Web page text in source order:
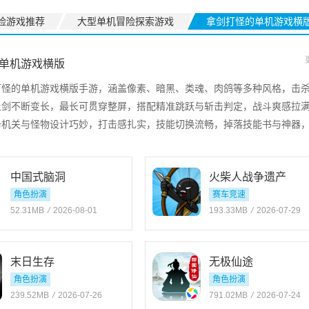
拿剑打怪的单机游戏横
大型单机冒险探索游戏
游戏推荐
机游戏横版
的单机游戏横版手游，涵盖像素、暗黑、类魂、肉鸽等多种风格，击
不断变长，最长可贯穿整屏，搭配精准跳跃与斩击判定，战斗爽感拉
关与怪物设计巧妙，打击感扎实，技能切换流畅，掉落技能书与神器
中国式脑洞
角色扮演
52.31MB / 2026-08-01
火柴人战争遗产
赛车竞速
193.33MB / 2026-07-29
末日生存
角色扮演
239.52MB / 2026-07-26
无极仙途
角色扮演
791.02MB / 2026-07-24